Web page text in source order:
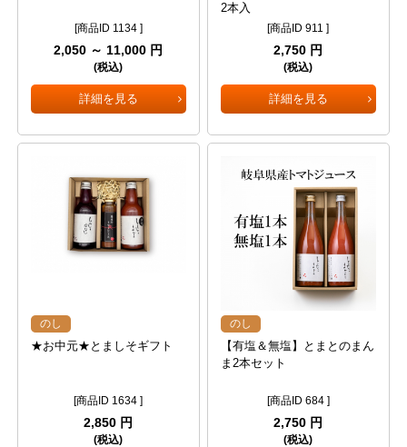
[商品ID 1134 ]
2,050 ～ 11,000 円
(税込)
詳細を見る
2本入
[商品ID 911 ]
2,750 円
(税込)
詳細を見る
のし
★お中元★とましそギフト
[商品ID 1634 ]
2,850 円
(税込)
のし
【有塩＆無塩】とまとのまん
ま2本セット
[商品ID 684 ]
2,750 円
(税込)